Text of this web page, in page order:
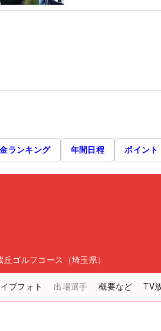
ランキング 年間日程 ポイント
丘ゴルフコース（埼玉県）
ブフォト 出場選手 概要など TV